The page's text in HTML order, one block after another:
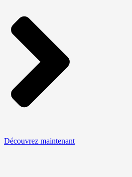
Découvrez maintenant